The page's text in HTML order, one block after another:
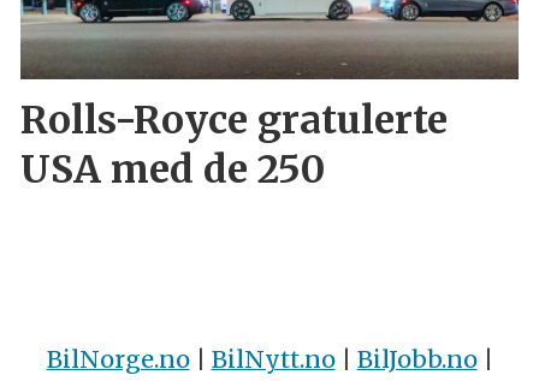
Rolls-Royce gratulerte
USA med de 250
BilNorge.no| BilNytt.no| BilJobb.no|